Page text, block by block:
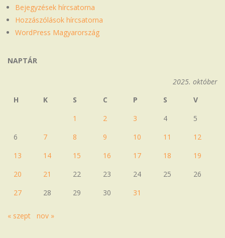
Bejegyzések hírcsatorna
Hozzászólások hírcsatorna
WordPress Magyarország
NAPTÁR
2025. október
H
K S C P S
V
1
2 3 4
5
6
7 8 9 10 11
12
13
14 15 16 17 18
19
20
21 22 23 24 25
26
27
28 29 30 31
« szept nov »